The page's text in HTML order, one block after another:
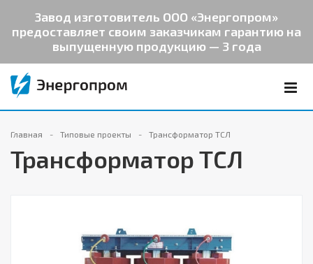
Завод изготовитель ООО «Энергопром»
предоставляет своим заказчикам гарантию на
выпущенную продукцию — 3 года
Главная Типовые проекты Трансформатор ТСЛ
Трансформатор ТСЛ